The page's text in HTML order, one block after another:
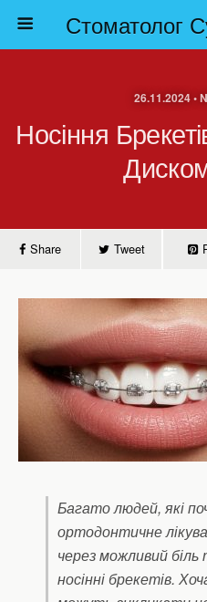
26.11.2024 •
Носіння
Share Tweet
Багато людей, які
ортодонтичне
через можливий
носінні брекетів.